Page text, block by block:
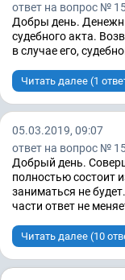
ответ на вопрос №
Добры день.
судебного акта.
в случае его,
Читать далее (1
05.03.2019, 09:07
ответ на вопрос №
Добрый день.
полностью состоит
заниматься не
части ответ не
Читать далее (10